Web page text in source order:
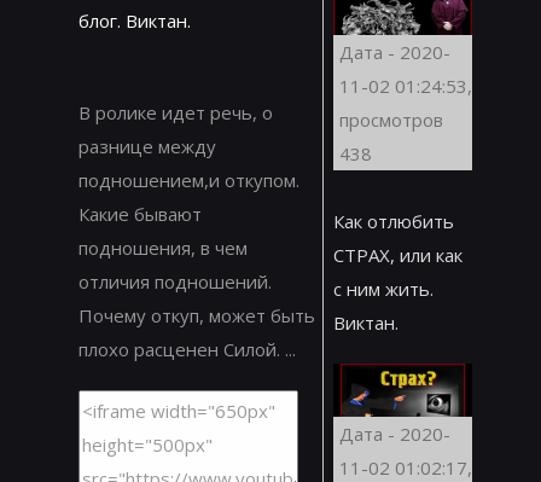
блог. Виктан.
В ролике идет речь, о
разнице между
подношением,и откупом.
Какие бывают
подношения, в чем
отличия подношений.
Почему откуп, может быть
плохо расценен Силой. ...
Дата - 2020-
11-02 01:24:53,
просмотров
438
Как отлюбить
СТРАХ, или как
с ним жить.
Виктан.
Дата - 2020-
11-02 01:02:17,